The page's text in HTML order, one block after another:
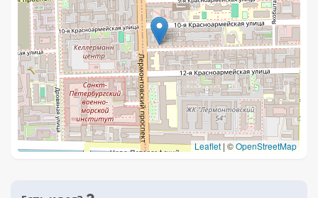
Leaflet | ©OpenStreetMap